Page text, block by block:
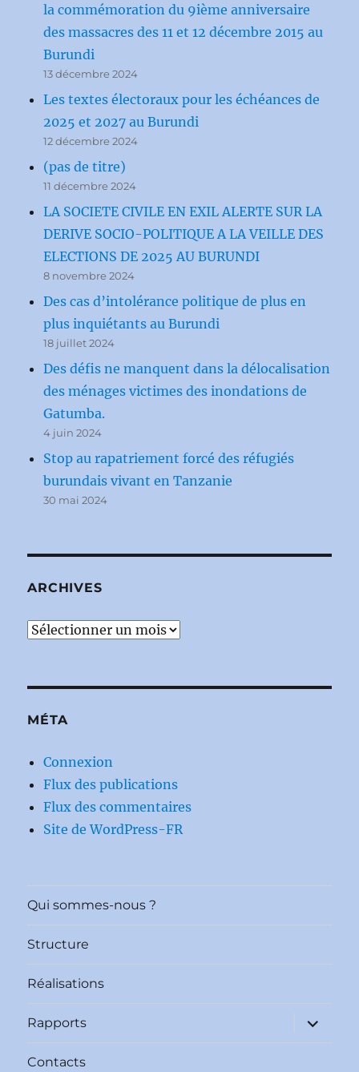
la commémoration du 9ième anniversaire
des massacres des 11 et 12 décembre 2015 au
Burundi
13 décembre 2024
Les textes électoraux pour les échéances de
2025 et 2027 au Burundi
12 décembre 2024
(pas de titre)
11 décembre 2024
LA SOCIETE CIVILE EN EXIL ALERTE SUR LA
DERIVE SOCIO-POLITIQUE A LA VEILLE DES
ELECTIONS DE 2025 AU BURUNDI
8 novembre 2024
Des cas d’intolérance politique de plus en
plus inquiétants au Burundi
18 juillet 2024
Des défis ne manquent dans la délocalisation
des ménages victimes des inondations de
Gatumba.
4 juin 2024
Stop au rapatriement forcé des réfugiés
burundais vivant en Tanzanie
30 mai 2024
ARCHIVES
Archives
MÉTA
Connexion
Flux des publications
Flux des commentaires
Site de WordPress-FR
Qui sommes-nous ?
Structure
Réalisations
Rapports
ouvrir
le
sous-
Contacts